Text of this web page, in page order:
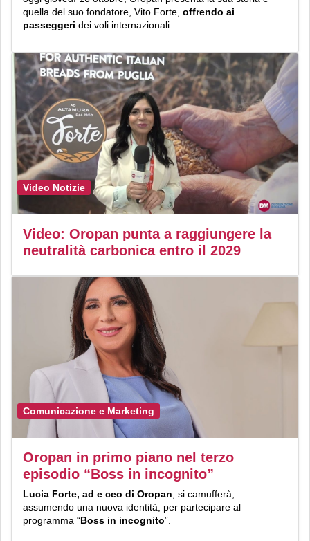
quella del suo fondatore, Vito Forte, offrendo ai
passeggeri dei voli internazionali...
Video Notizie
Video: Oropan punta a raggiungere la
neutralità carbonica entro il 2029
Comunicazione e Marketing
Oropan in primo piano nel terzo
episodio “Boss in incognito”
Lucia Forte, ad e ceo di Oropan , si camufferà,
assumendo una nuova identità, per partecipare al
programma “Boss in incognito”.